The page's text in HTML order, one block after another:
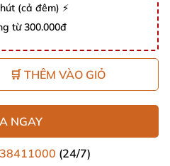
(cả đêm) ⚡
từ 300.000đ
🛒 THÊM VÀO GIỎ
NGAY
(24/7)